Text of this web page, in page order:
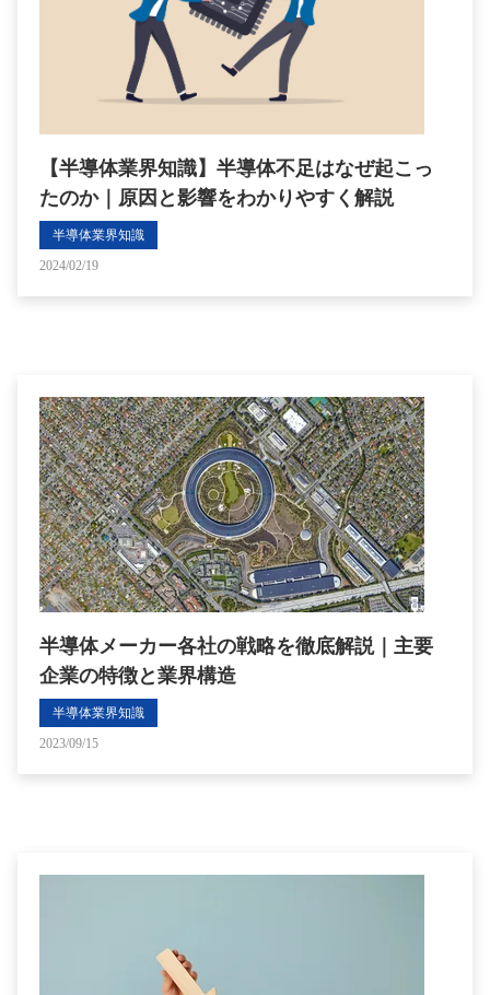
【半導体業界知識】半導体不足はなぜ起こっ
たのか｜原因と影響をわかりやすく解説
半導体業界知識
2024/02/19
半導体メーカー各社の戦略を徹底解説｜主要
企業の特徴と業界構造
半導体業界知識
2023/09/15